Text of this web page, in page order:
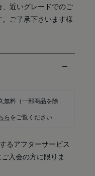
近いグレードでのご
ご了承下さいます様
無料（一部商品を除
らをご覧ください
るアフターサービス
ご入会の方に限りま